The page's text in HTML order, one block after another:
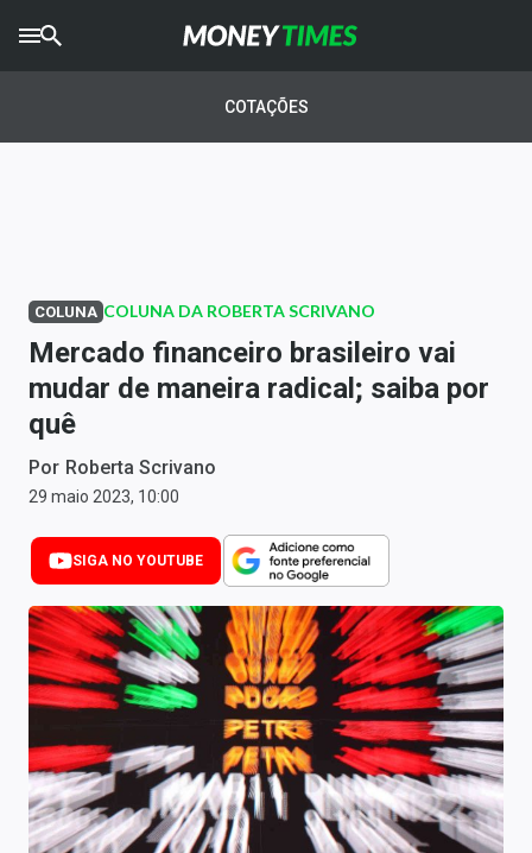
AGROTIMES
Newsletters
Money Trader
Anuncie
Últimas Notícias
Newsletters
Cotações
Comprar ou vender?
Carteiras Recomendadas
Central de Dividendos
Central de Fundos Imobiliários
COTAÇÕES
COLUNA COLUNA DA ROBERTA SCRIVANO
Mercado financeiro brasileiro vai
mudar de maneira radical; saiba por
quê
Por Roberta Scrivano
29 maio 2023, 10:00
SIGA NO YOUTUBE